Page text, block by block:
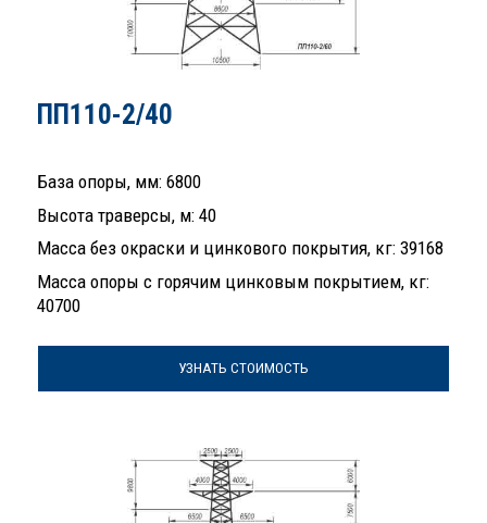
ПП110-2/40
База опоры, мм: 6800
Высота траверсы, м: 40
Масса без окраски и цинкового покрытия, кг: 39168
Масса опоры с горячим цинковым покрытием, кг:
40700
УЗНАТЬ СТОИМОСТЬ